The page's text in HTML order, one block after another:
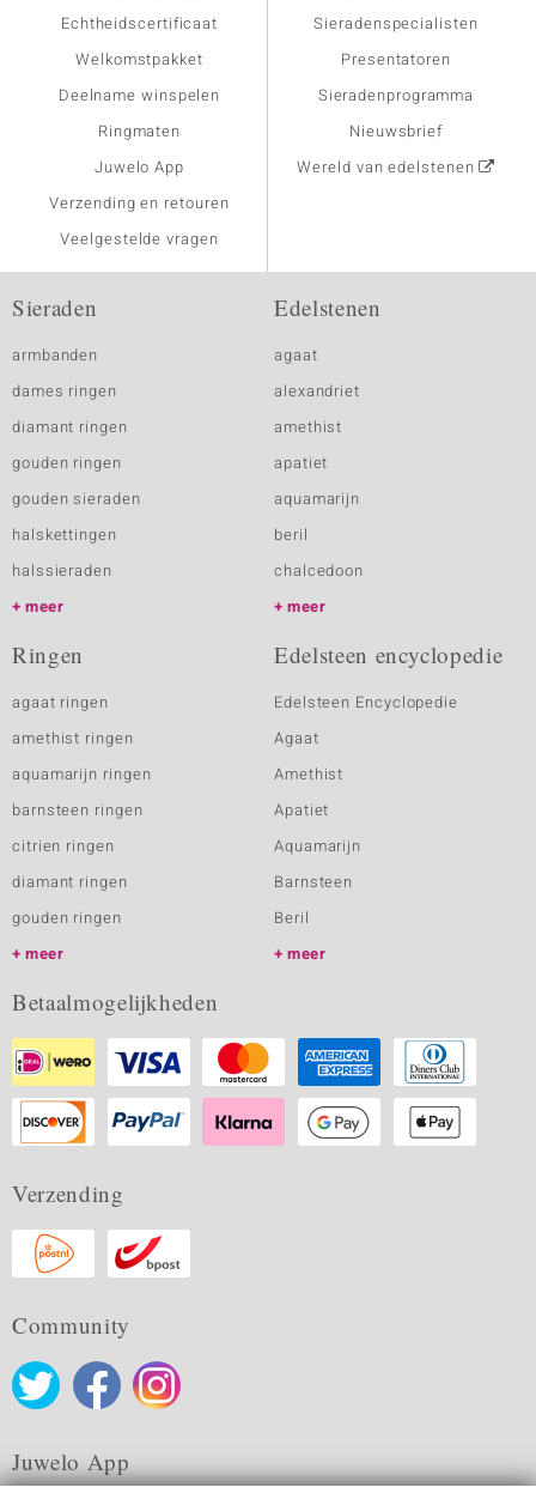
Echtheidscertificaat
Welkomstpakket
Deelname winspelen
Ringmaten
Juwelo App
Verzending en retouren
Veelgestelde vragen
Sieradenspecialisten
Presentatoren
Sieradenprogramma
Nieuwsbrief
Wereld van edelstenen
Sieraden
armbanden
dames ringen
diamant ringen
gouden ringen
gouden sieraden
halskettingen
halssieraden
meer
Edelstenen
agaat
alexandriet
amethist
apatiet
aquamarijn
beril
chalcedoon
meer
Ringen
agaat ringen
amethist ringen
aquamarijn ringen
barnsteen ringen
citrien ringen
diamant ringen
gouden ringen
meer
Edelsteen encyclopedie
Edelsteen Encyclopedie
Agaat
Amethist
Apatiet
Aquamarijn
Barnsteen
Beril
meer
Betaalmogelijkheden
Verzending
Community
Juwelo App